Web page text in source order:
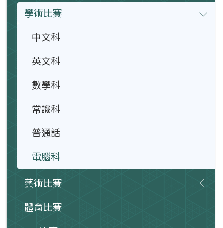
學術比賽
中文科
英文科
數學科
常識科
普通話
電腦科
藝術比賽
體育比賽